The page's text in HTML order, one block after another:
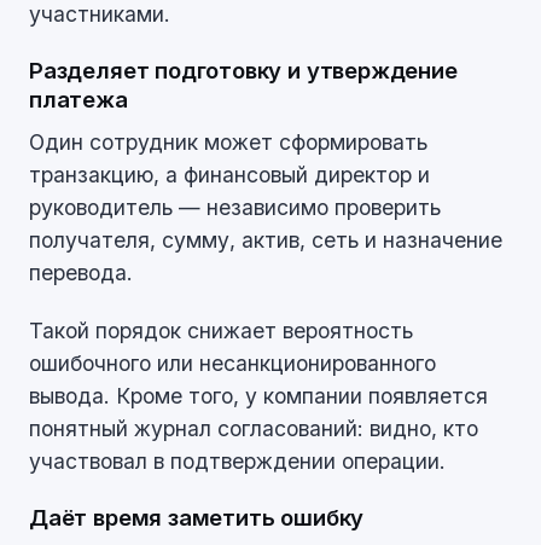
участниками.
Разделяет подготовку и утверждение
платежа
Один сотрудник может сформировать
транзакцию, а финансовый директор и
руководитель — независимо проверить
получателя, сумму, актив, сеть и назначение
перевода.
Такой порядок снижает вероятность
ошибочного или несанкционированного
вывода. Кроме того, у компании появляется
понятный журнал согласований: видно, кто
участвовал в подтверждении операции.
Даёт время заметить ошибку